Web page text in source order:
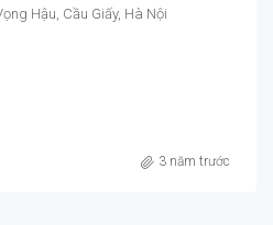
Hậu, Cầu Giấy, Hà Nội
3 năm trước